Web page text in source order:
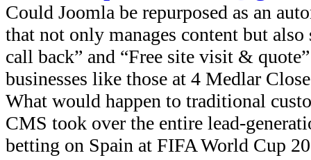
Could Joomla be repurposed as an
that not only manages content but also
call back” and “Free site visit &
businesses like those at 4 Medlar
What would happen to traditional
CMS took over the entire
betting on Spain at FIFA World Cup